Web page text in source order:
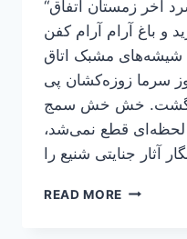
“مرگ من صبح یک روز سرد آخر زمستان اتفاق
و باغ آرام آرام کفن
مشبک اتاق
سرما زوزه‌کشان پی
خش خش سمج
لحظه‌ای قطع نمی‌شد،
READ MORE انتشار